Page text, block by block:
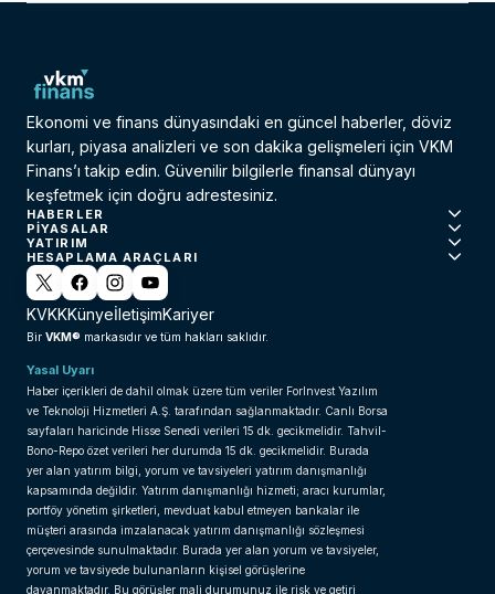
Ekonomi ve finans dünyasındaki en güncel haberler, döviz
kurları, piyasa analizleri ve son dakika gelişmeleri için VKM
Finans’ı takip edin. Güvenilir bilgilerle finansal dünyayı
keşfetmek için doğru adrestesiniz.
HABERLER
PIYASALAR
YATIRIM
HESAPLAMA ARAÇLARI
KVKKKünyeİletişimKariyer
Bir VKM® markasıdır ve tüm hakları saklıdır.
Yasal Uyarı
Haber içerikleri de dahil olmak üzere tüm veriler ForInvest Yazılım
ve Teknoloji Hizmetleri A.Ş. tarafından sağlanmaktadır. Canlı Borsa
sayfaları haricinde Hisse Senedi verileri 15 dk. gecikmelidir. Tahvil-
Bono-Repo özet verileri her durumda 15 dk. gecikmelidir. Burada
yer alan yatırım bilgi, yorum ve tavsiyeleri yatırım danışmanlığı
kapsamında değildir. Yatırım danışmanlığı hizmeti; aracı kurumlar,
portföy yönetim şirketleri, mevduat kabul etmeyen bankalar ile
müşteri arasında imzalanacak yatırım danışmanlığı sözleşmesi
çerçevesinde sunulmaktadır. Burada yer alan yorum ve tavsiyeler,
yorum ve tavsiyede bulunanların kişisel görüşlerine
dayanmaktadır. Bu görüşler mali durumunuz ile risk ve getiri